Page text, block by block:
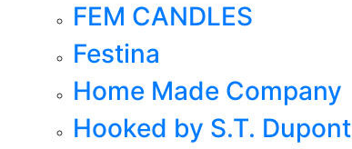
FEM CANDLES
Festina
Home Made Company
Hooked by S.T. Dupont